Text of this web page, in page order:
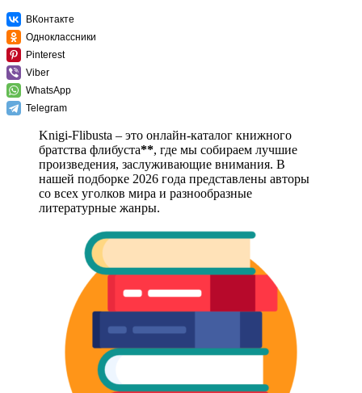
ВКонтакте
Одноклассники
Pinterest
Viber
WhatsApp
Telegram
Knigi-Flibusta – это онлайн-каталог книжного
братства флибуста**, где мы собираем лучшие
произведения, заслуживающие внимания. В
нашей подборке 2026 года представлены авторы
со всех уголков мира и разнообразные
литературные жанры.